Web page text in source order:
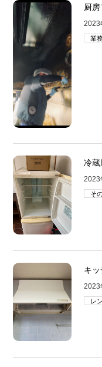
厨
2023
業
冷
2023
そ
キ
2023
レ